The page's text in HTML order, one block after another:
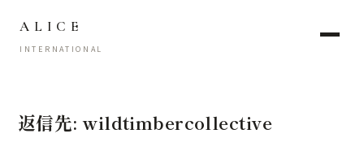
ALICE
INTERNATIONAL
返信先: wildtimbercollective